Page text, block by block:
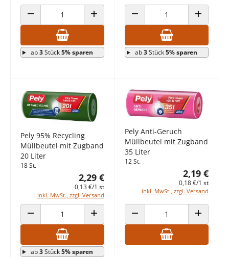
ANZAHL VERRINGERN ANZAHL ERHÖHEN
ab3Stück5% sparen
ANZAHL VERRINGERN ANZAHL
ab3Stück5% sparen
Pely 95% Recycling
Müllbeutel mit Zugband
20 Liter
18 St.
2,29 €
0,13 €/1 st
inkl. MwSt., zzgl. Versand
ANZAHL VERRINGERN ANZAHL ERHÖHEN
ab3Stück5% sparen
Pely Anti-Geruch
Müllbeutel mit Zugband
35 Liter
12 St.
2,19 €
0,18 €/1 st
inkl. MwSt., zzgl. Versand
ANZAHL VERRINGERN ANZAHL